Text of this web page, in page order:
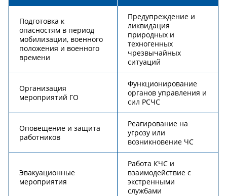
Подготовка к
опасностям в период
мобилизации, военного
положения и военного
времени
Предупреждение и
ликвидация
природных и
техногенных
чрезвычайных
ситуаций
Организация
мероприятий ГО
Функционирование
органов управления и
сил РСЧС
Оповещение и защита
работников
Реагирование на
угрозу или
возникновение ЧС
Эвакуационные
мероприятия
Работа КЧС и
взаимодействие с
экстренными
службами